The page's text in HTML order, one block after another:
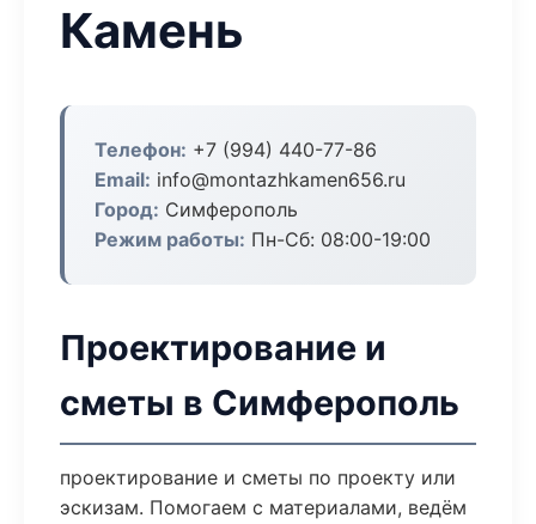
Камень
Телефон: +7 (994) 440-77-86
Email: info@montazhkamen656.ru
Город: Симферополь
Режим работы: Пн-Сб: 08:00-19:00
Проектирование и
сметы в Симферополь
проектирование и сметы по проекту или
эскизам. Помогаем с материалами, ведём